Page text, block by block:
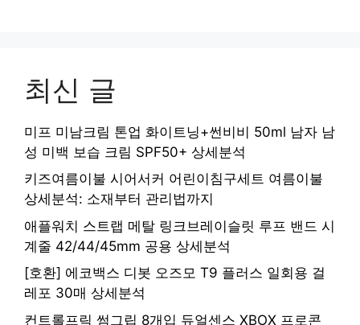
최신 글
미프 미남크림 톤업 화이트닝+썬비비 50ml 남자 남
성 미백 보습 크림 SPF50+ 상세분석
키즈여름이불 시어서커 어린이침구세트 여름이불
상세분석: 소재부터 관리법까지
애플워치 스트랩 메탈 링크브레이슬릿 루프 밴드 시
계줄 42/44/45mm 공용 상세분석
[호환] 에코백스 디봇 오즈모 T9 플러스 일회용 걸
레포 30매 상세분석
컨트롤프릭 썸그립 8개입 듀얼센스 XBOX 프로콘